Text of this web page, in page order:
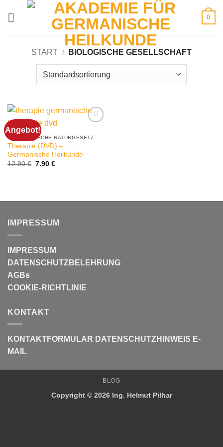
0
START / BIOLOGISCHE GESELLSCHAFT
Angebot!
5. BIOLOGISCHE NATURGESETZ
Therapie (DVD) –
Germanische Heilkunde
12.90€ Ursprünglicher
7.90 €Aktueller
IMPRESSUM
IMPRESSUM
DATENSCHUTZBELEHRUNG
AGBs
COOKIE-RICHTLINIE
KONTAKT
KONTAKTFORMULAR DATENSCHUTZHINWEIS E-
MAIL
BLOG
Copyright © 2026 Ing. Helmut Pilhar